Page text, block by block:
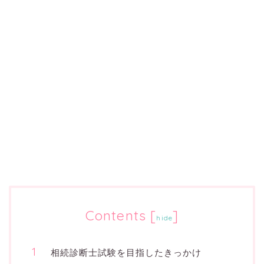
Contents [ hide]
相続診断士試験を目指したきっかけ